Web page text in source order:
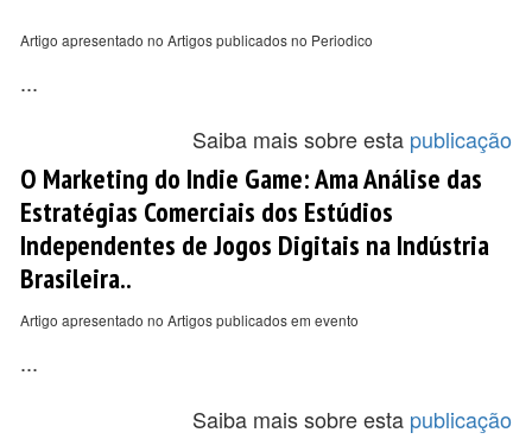
Artigo apresentado no Artigos publicados no Periodico
...
Saiba mais sobre esta publicação
O Marketing do Indie Game: Ama Análise das
Estratégias Comerciais dos Estúdios
Independentes de Jogos Digitais na Indústria
Brasileira..
Artigo apresentado no Artigos publicados em evento
...
Saiba mais sobre esta publicação